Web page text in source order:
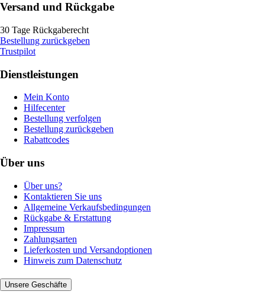
Versand und Rückgabe
30 Tage Rückgaberecht
Bestellung zurückgeben
Trustpilot
Dienstleistungen
Mein Konto
Hilfecenter
Bestellung verfolgen
Bestellung zurückgeben
Rabattcodes
Über uns
Über uns?
Kontaktieren Sie uns
Allgemeine Verkaufsbedingungen
Rückgabe & Erstattung
Impressum
Zahlungsarten
Lieferkosten und Versandoptionen
Hinweis zum Datenschutz
Unsere Geschäfte